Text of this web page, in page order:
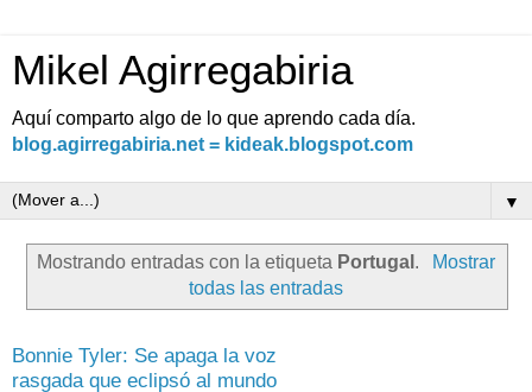
Mikel Agirregabiria
Aquí comparto algo de lo que aprendo cada día.
blog.agirregabiria.net = kideak.blogspot.com
▼
Mostrando entradas con la etiqueta Portugal .
Mostrar
todas las entradas
Bonnie Tyler: Se apaga la voz
rasgada que eclipsó al mundo